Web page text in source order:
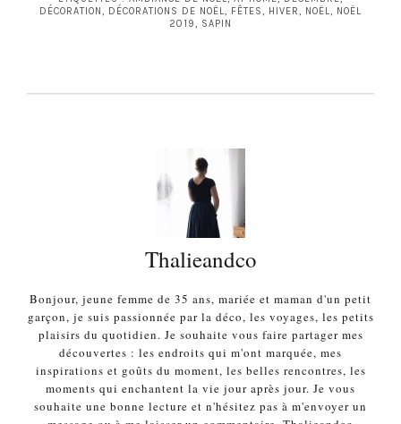
DÉCORATION, DÉCORATIONS DE NOËL, FÊTES, HIVER, NOËL, NOËL
2019, SAPIN
Thalieandco
Bonjour, jeune femme de 35 ans, mariée et maman d'un petit
garçon, je suis passionnée par la déco, les voyages, les petits
plaisirs du quotidien. Je souhaite vous faire partager mes
découvertes : les endroits qui m'ont marquée, mes
inspirations et goûts du moment, les belles rencontres, les
moments qui enchantent la vie jour après jour. Je vous
souhaite une bonne lecture et n'hésitez pas à m'envoyer un